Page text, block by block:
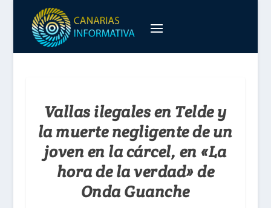
Vallas ilegales en Telde y
la muerte negligente de un
joven en la cárcel, en «La
hora de la verdad» de
Onda Guanche